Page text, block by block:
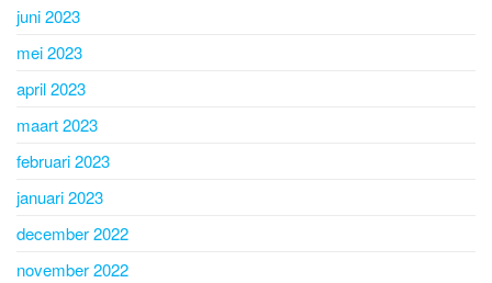
juni 2023
mei 2023
april 2023
maart 2023
februari 2023
januari 2023
december 2022
november 2022